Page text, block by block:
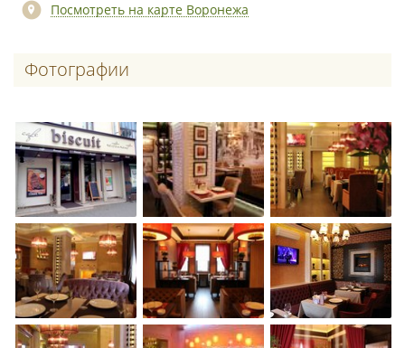
Посмотреть на карте Воронежа
Фотографии